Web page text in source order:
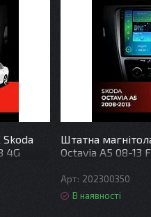
Skoda
4G
Штатна
Octavia A5 08-13
202300350
В наявності